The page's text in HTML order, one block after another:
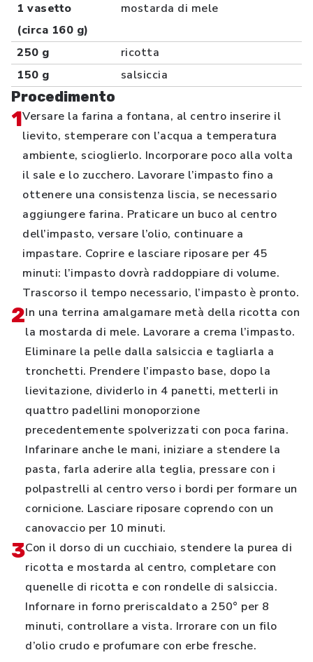
1 vasetto
(circa 160 g)
mostarda di mele
250 g
ricotta
150 g
salsiccia
Procedimento
1Versare la farina a fontana, al centro inserire il
lievito, stemperare con l’acqua a temperatura
ambiente, scioglierlo. Incorporare poco alla volta
il sale e lo zucchero. Lavorare l’impasto fino a
ottenere una consistenza liscia, se necessario
aggiungere farina. Praticare un buco al centro
dell’impasto, versare l’olio, continuare a
impastare. Coprire e lasciare riposare per 45
minuti: l’impasto dovrà raddoppiare di volume.
Trascorso il tempo necessario, l’impasto è pronto.
2In una terrina amalgamare metà della ricotta con
la mostarda di mele. Lavorare a crema l’impasto.
Eliminare la pelle dalla salsiccia e tagliarla a
tronchetti. Prendere l’impasto base, dopo la
lievitazione, dividerlo in 4 panetti, metterli in
quattro padellini monoporzione
precedentemente spolverizzati con poca farina.
Infarinare anche le mani, iniziare a stendere la
pasta, farla aderire alla teglia, pressare con i
polpastrelli al centro verso i bordi per formare un
cornicione. Lasciare riposare coprendo con un
canovaccio per 10 minuti.
3Con il dorso di un cucchiaio, stendere la purea di
ricotta e mostarda al centro, completare con
quenelle di ricotta e con rondelle di salsiccia.
Infornare in forno preriscaldato a 250° per 8
minuti, controllare a vista. Irrorare con un filo
d’olio crudo e profumare con erbe fresche.